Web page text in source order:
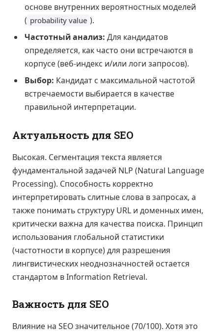
основе внутренних вероятностных моделей
( probability value ).
Частотный анализ: Для кандидатов
определяется, как часто они встречаются в
корпусе (веб-индекс и/или логи запросов).
Выбор: Кандидат с максимальной частотой
встречаемости выбирается в качестве
правильной интерпретации.
Актуальность для SEO
Высокая. Сегментация текста является
фундаментальной задачей NLP (Natural Language
Processing). Способность корректно
интерпретировать слитные слова в запросах, а
также понимать структуру URL и доменных имен,
критически важна для качества поиска. Принцип
использования глобальной статистики
(частотности в корпусе) для разрешения
лингвистических неоднозначностей остается
стандартом в Information Retrieval.
Важность для SEO
Влияние на SEO значительное (70/100). Хотя это